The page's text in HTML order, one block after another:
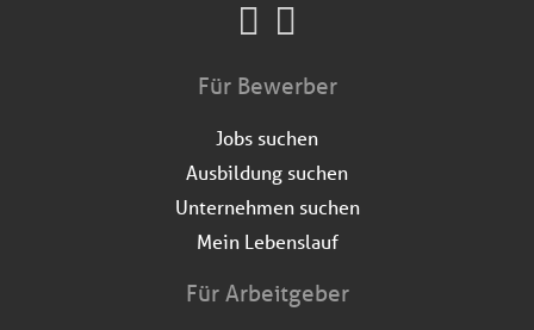
Für Bewerber
Jobs suchen
Ausbildung suchen
Unternehmen suchen
Mein Lebenslauf
Für Arbeitgeber